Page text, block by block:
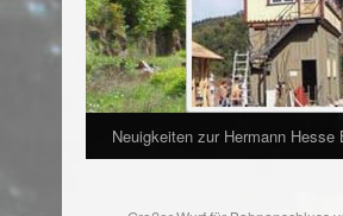
Neuigkeiten zur Hermann Hesse